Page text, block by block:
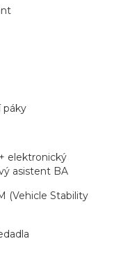
páky
elektronický
asistent BA
(Vehicle Stability